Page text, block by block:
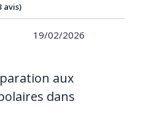
avis)
19/02/2026
aux
dans